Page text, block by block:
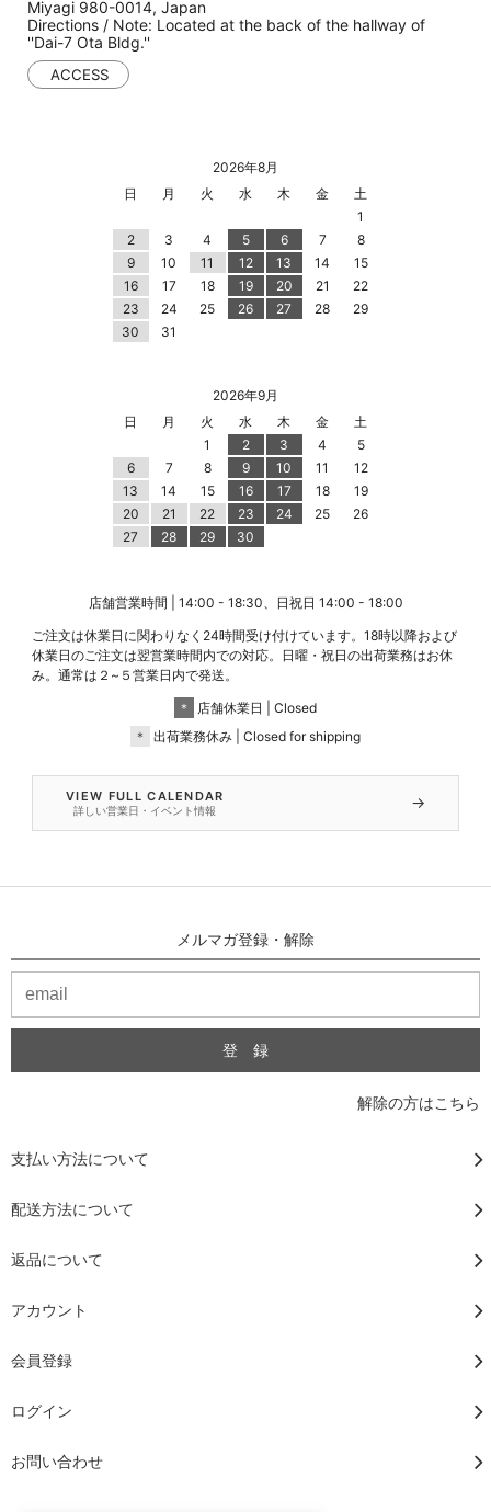
Miyagi 980-0014, Japan
Directions / Note: Located at the back of the hallway of
''Dai-7 Ota Bldg.''
ACCESS
2026年8月
日
月 火 水 木 金
土
1
2
3 4 5 6 7
8
9
10 11 12 13 14
15
16
17 18 19 20 21
22
23
24 25 26 27 28
29
30
31
2026年9月
日
月 火 水 木 金
土
1
2 3 4
5
6
7 8 9 10 11
12
13
14 15 16 17 18
19
20
21 22 23 24 25
26
27
28 29 30
店舗営業時間 | 14:00 - 18:30、日祝日 14:00 - 18:00
ご注文は休業日に関わりなく24時間受け付けています。18時以降および
休業日のご注文は翌営業時間内での対応。日曜・祝日の出荷業務はお休
み。通常は２~５営業日内で発送。
＊
店舗休業日 | Closed
＊
出荷業務休み | Closed for shipping
VIEW FULL CALENDAR
詳しい営業日・イベント情報 →
メルマガ登録・解除
解除の方はこちら
支払い方法について
配送方法について
返品について
アカウント
会員登録
ログイン
お問い合わせ